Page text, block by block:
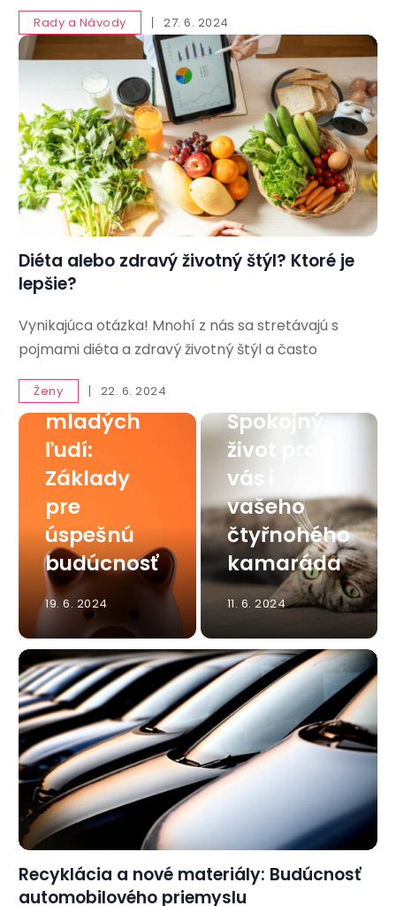
Rady a Návody 27. 6. 2024
Diéta alebo zdravý životný štýl? Ktoré je
lepšie?
Vynikajúca otázka! Mnohí z nás sa stretávajú s
pojmami diéta a zdravý životný štýl a často
Ženy 22. 6. 2024
Finančná
ť pre
mladých
ľudí:
Základy
pre
úspešnú
budúcnosť
19. 6. 2024
Mačka v
Spokojný
život pro
vás i
vašeho
čtyřnohého
kamaráda
11. 6. 2024
Recyklácia a nové materiály: Budúcnosť
automobilového priemyslu